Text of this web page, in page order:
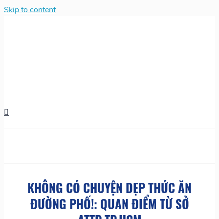
Skip to content
KHÔNG CÓ CHUYỆN DẸP THỨC ĂN
ĐƯỜNG PHỐ!: QUAN ĐIỂM TỪ SỞ